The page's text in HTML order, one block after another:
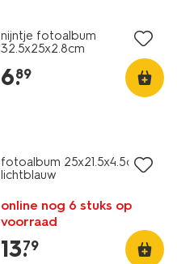
nijntje fotoalbum
32.5x25x2.8cm
6.
89
fotoalbum 25x21.5x4.5cm
lichtblauw
online nog 6 stuks op
voorraad
13.
79